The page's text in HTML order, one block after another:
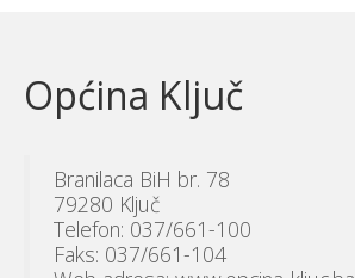
Općina Ključ
Branilaca BiH br. 78
79280 Ključ
Telefon: 037/661-100
Faks: 037/661-104